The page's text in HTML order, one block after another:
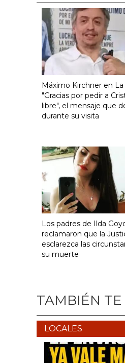
Máximo Kirchner en La
"Gracias por pedir a
libre", el mensaje que
durante su visita
Los padres de Ilda
reclamaron que la
esclarezca las
su muerte
TAMBIÉN
LOCALES